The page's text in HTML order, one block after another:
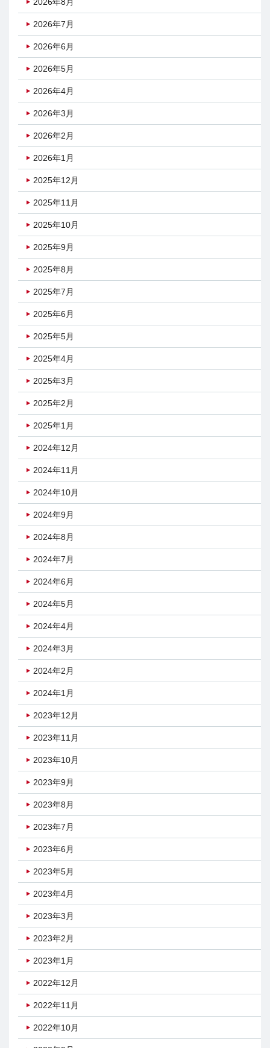
2026年7月
2026年6月
2026年5月
2026年4月
2026年3月
2026年2月
2026年1月
2025年12月
2025年11月
2025年10月
2025年9月
2025年8月
2025年7月
2025年6月
2025年5月
2025年4月
2025年3月
2025年2月
2025年1月
2024年12月
2024年11月
2024年10月
2024年9月
2024年8月
2024年7月
2024年6月
2024年5月
2024年4月
2024年3月
2024年2月
2024年1月
2023年12月
2023年11月
2023年10月
2023年9月
2023年8月
2023年7月
2023年6月
2023年5月
2023年4月
2023年3月
2023年2月
2023年1月
2022年12月
2022年11月
2022年10月